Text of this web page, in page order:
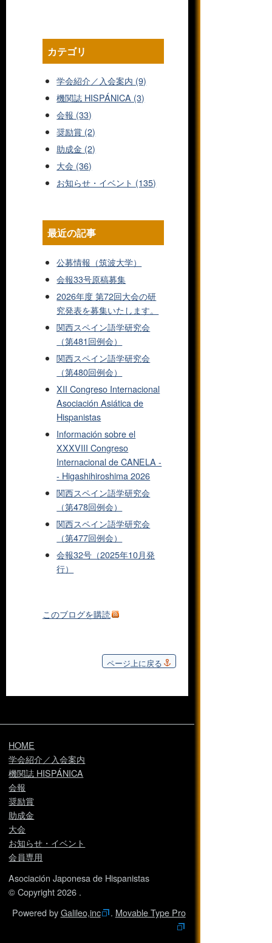
カテゴリ
学会紹介／入会案内 (9)
機関誌 HISPÁNICA (3)
会報 (33)
奨励賞 (2)
助成金 (2)
大会 (36)
お知らせ・イベント (135)
最近の記事
公募情報（筑波大学）
会報33号原稿募集
2026年度 第72回大会の研
究発表を募集いたします。
関西スペイン語学研究会
（第481回例会）
関西スペイン語学研究会
（第480回例会）
XII Congreso Internacional
Asociación Asiática de
Hispanistas
Información sobre el
XXXVIII Congreso
Internacional de CANELA -
- Higashihiroshima 2026
関西スペイン語学研究会
（第478回例会）
関西スペイン語学研究会
（第477回例会）
会報32号（2025年10月発
行）
このブログを購読
ページ上に戻る
HOME
学会紹介／入会案内
機関誌 HISPÁNICA
会報
奨励賞
助成金
大会
お知らせ・イベント
会員専用
Asociación Japonesa de Hispanistas
© Copyright 2026 .
Powered byGalileo,inc . Movable Type Pro